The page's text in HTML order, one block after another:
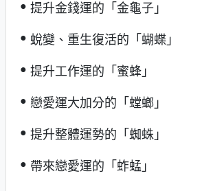
提升金錢運的「金龜子」
蛻變、重生復活的「蝴蝶」
提升工作運的「蜜蜂」
戀愛運大加分的「螳螂」
提升整體運勢的「蜘蛛」
帶來戀愛運的「蚱蜢」